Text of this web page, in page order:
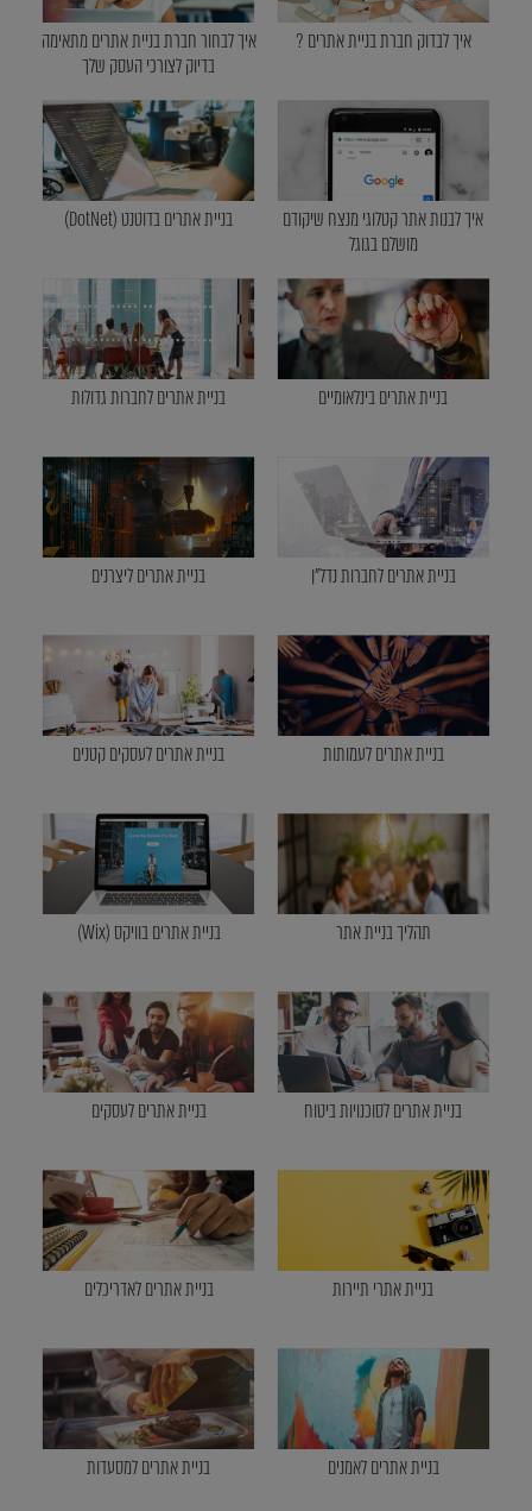
איך לבדוק חברת בניית אתרים ?
איך לבחור חברת בניית אתרים מתאימה
בדיוק לצורכי העסק שלך
איך לבנות אתר קטלוגי מנצח שיקודם
מושלם בגוגל
בניית אתרים בדוטנט (DotNet)
בניית אתרים בינלאומיים בניית אתרים לחברות גדולות
בניית אתרים לחברות נדל"ן בניית אתרים ליצרנים
בניית אתרים לעמותות בניית אתרים לעסקים קטנים
תהליך בניית אתר בניית אתרים בוויקס (Wix)
בניית אתרים לסוכנויות ביטוח בניית אתרים לעסקים
בניית אתרי תיירות בניית אתרים לאדריכלים
בניית אתרים לאמנים בניית אתרים למסעדות